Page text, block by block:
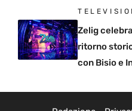
Zelig
ritorno
con Bisio e